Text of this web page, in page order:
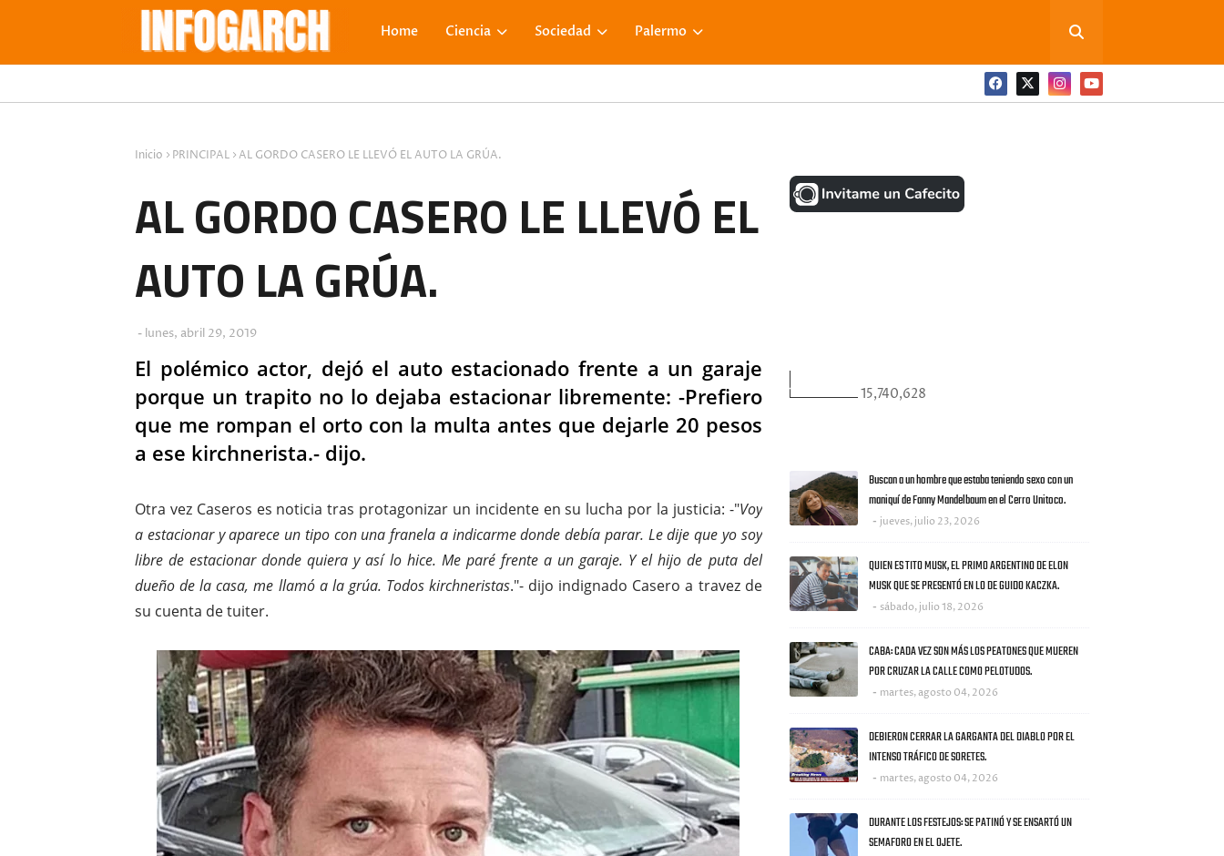
Home Ciencia Sociedad Palermo
Inicio PRINCIPAL AL GORDO CASERO LE LLEVÓ EL AUTO LA GRÚA.
AL GORDO CASERO LE LLEVÓ EL
AUTO LA GRÚA.
lunes, abril 29, 2019
El polémico actor, dejó el auto estacionado frente a un garaje
porque un trapito no lo dejaba estacionar libremente: -Prefiero
que me rompan el orto con la multa antes que dejarle 20 pesos
a ese kirchnerista.- dijo.
Otra vez Caseros es noticia tras protagonizar un incidente en su lucha por la justicia: -"Voy
a estacionar y aparece un tipo con una franela a indicarme donde debía parar. Le dije que yo soy
libre de estacionar donde quiera y así lo hice. Me paré frente a un garaje. Y el hijo de puta del
dueño de la casa, me llamó a la grúa. Todos kirchneristas."- dijo indignado Casero a travez de
su cuenta de tuiter.
15,740,628
Buscan a un hombre que estaba teniendo sexo con un
maniquí de Fanny Mandelbaum en el Cerro Unitoco.
jueves, julio 23, 2026
QUIEN ES TITO MUSK, EL PRIMO ARGENTINO DE ELON
MUSK QUE SE PRESENTÓ EN LO DE GUIDO KACZKA.
sábado, julio 18, 2026
CABA: CADA VEZ SON MÁS LOS PEATONES QUE MUEREN
POR CRUZAR LA CALLE COMO PELOTUDOS.
martes, agosto 04, 2026
DEBIERON CERRAR LA GARGANTA DEL DIABLO POR EL
INTENSO TRÁFICO DE SORETES.
martes, agosto 04, 2026
DURANTE LOS FESTEJOS: SE PATINÓ Y SE ENSARTÓ UN
SEMAFORO EN EL OJETE.